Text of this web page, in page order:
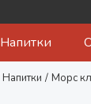
Напитки
Напитки / Морс